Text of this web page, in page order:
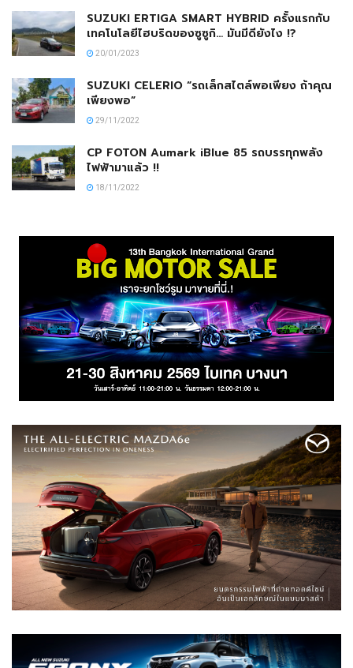
SUZUKI ERTIGA SMART HYBRID ครั้งแรกกับ
เทคโนโลยีไฮบริดของซูซูกิ… มันมีดียังไง !?
20/01/2023
SUZUKI CELERIO “รถเล็กสไตล์พอเพียง ถ้าคุณ
เพียงพอ”
29/11/2022
CP FOTON Aumark iBlue 85 รถบรรทุกพลัง
ไฟฟ้ามาแล้ว !!
18/11/2022